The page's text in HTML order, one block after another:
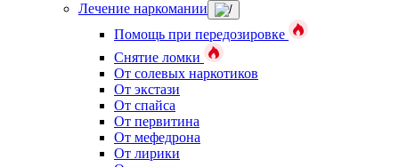
Лечение наркомании
Помощь при передозировке
Снятие ломки
От солевых наркотиков
От экстази
От спайса
От первитина
От мефедрона
От лирики